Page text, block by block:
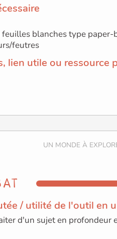
feuilles blanches type paper-
feutres
lien utile ou ressource
/ utilité de l'outil en
d'un sujet en profondeur